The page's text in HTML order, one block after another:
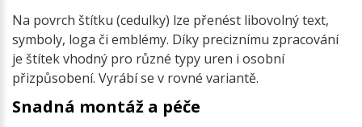
Na povrch štítku (cedulky) lze přenést libovolný text,
symboly, loga či emblémy. Díky preciznímu zpracování
je štítek vhodný pro různé typy uren i osobní
přizpůsobení. Vyrábí se v rovné variantě.
Snadná montáž a péče